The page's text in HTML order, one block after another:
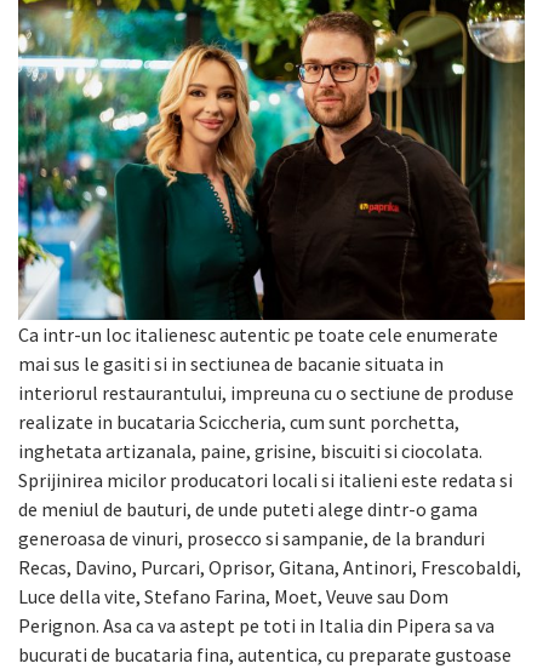
Ca intr-un loc italienesc autentic pe toate cele enumerate
mai sus le gasiti si in sectiunea de bacanie situata in
interiorul restaurantului, impreuna cu o sectiune de produse
realizate in bucataria Sciccheria, cum sunt porchetta,
inghetata artizanala, paine, grisine, biscuiti si ciocolata.
Sprijinirea micilor producatori locali si italieni este redata si
de meniul de bauturi, de unde puteti alege dintr-o gama
generoasa de vinuri, prosecco si sampanie, de la branduri
Recas, Davino, Purcari, Oprisor, Gitana, Antinori, Frescobaldi,
Luce della vite, Stefano Farina, Moet, Veuve sau Dom
Perignon. Asa ca va astept pe toti in Italia din Pipera sa va
bucurati de bucataria fina, autentica, cu preparate gustoase